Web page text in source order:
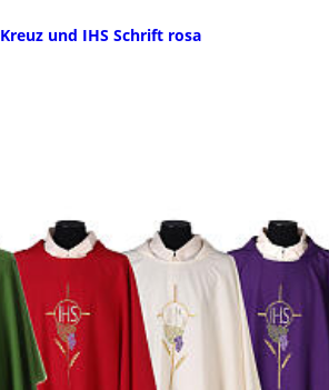
und IHS Schrift rosa